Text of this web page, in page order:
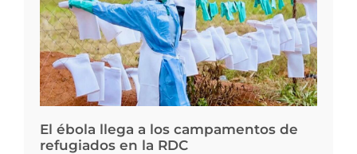
El ébola llega a los campamentos de
refugiados en la RDC